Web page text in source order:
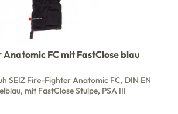
FC mit FastClose blau
SEIZ Fire-Fighter Anatomic FC, DIN EN
mit FastClose Stulpe, PSA III